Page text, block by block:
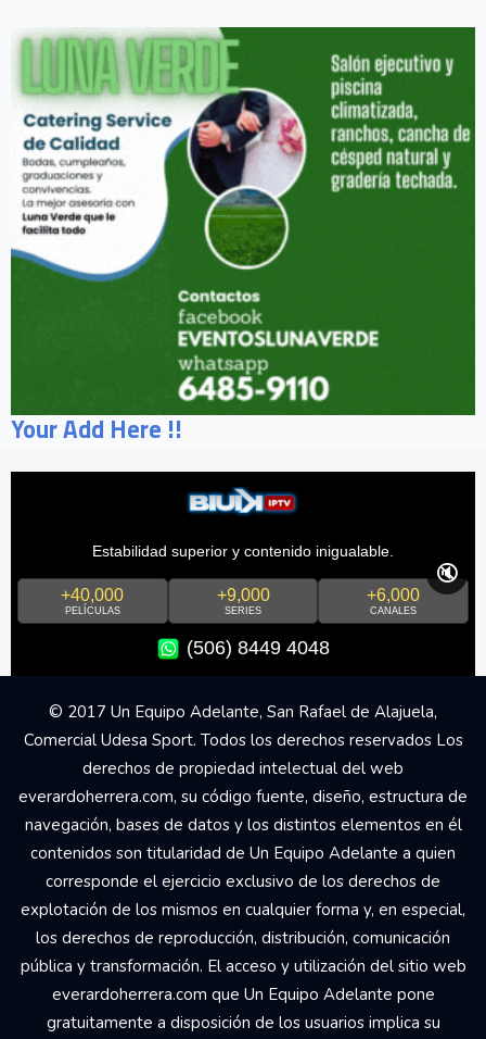
Your Add Here !!
Estabilidad superior y contenido inigualable.
+40,000
PELÍCULAS
+9,000
SERIES
+6,000
CANALES
(506) 8449 4048
🔇
© 2017 Un Equipo Adelante, San Rafael de Alajuela,
Comercial Udesa Sport. Todos los derechos reservados Los
derechos de propiedad intelectual del web
everardoherrera.com, su código fuente, diseño, estructura de
navegación, bases de datos y los distintos elementos en él
contenidos son titularidad de Un Equipo Adelante a quien
corresponde el ejercicio exclusivo de los derechos de
explotación de los mismos en cualquier forma y, en especial,
los derechos de reproducción, distribución, comunicación
pública y transformación. El acceso y utilización del sitio web
everardoherrera.com que Un Equipo Adelante pone
gratuitamente a disposición de los usuarios implica su